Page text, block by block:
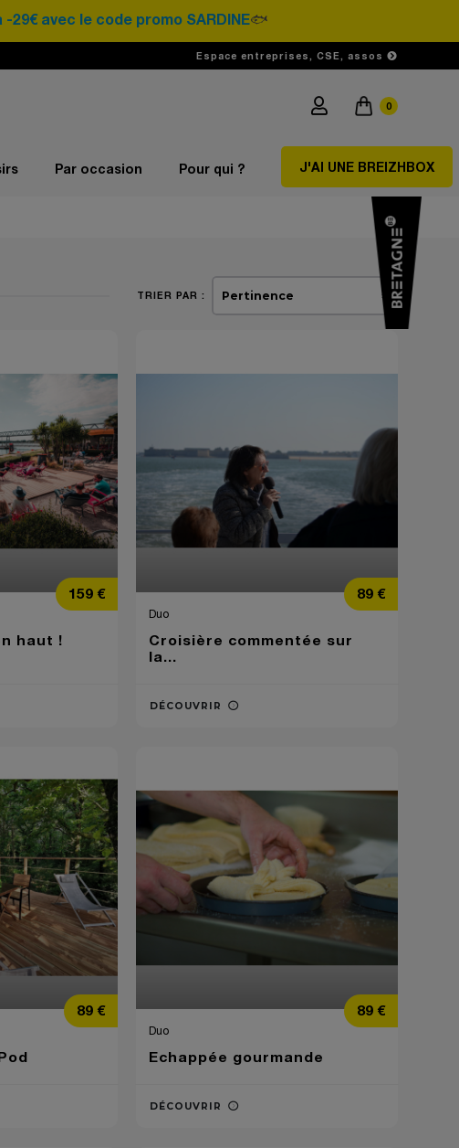
le code promo SARDINE 🐟
Espace entreprises, CSE, assos
0
Par occasion Pour qui ? J'AI UNE BREIZHBOX
TRIER PAR :
Prix159 €
haut !
Prix89 €
Duo
Croisière commentée sur
la...
DÉCOUVRIR
Prix89 € Prix89 €
Duo
Echappée gourmande
DÉCOUVRIR